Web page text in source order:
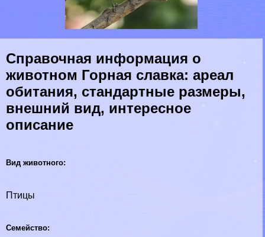
Справочная информация о
животном Горная славка: ареал
обитания, стандартные размеры,
внешний вид, интересное
описание
Вид животного:
Птицы
Семейство: